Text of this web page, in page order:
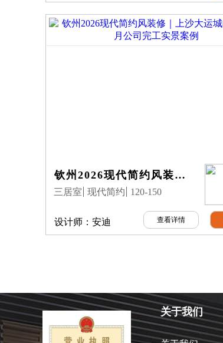
钦州2026现代简约风装修｜上沙大运城的132㎡7月公司完工实景案例
三居室 现代简约 120-150
设计师： 安迪 查看详情
关于我们